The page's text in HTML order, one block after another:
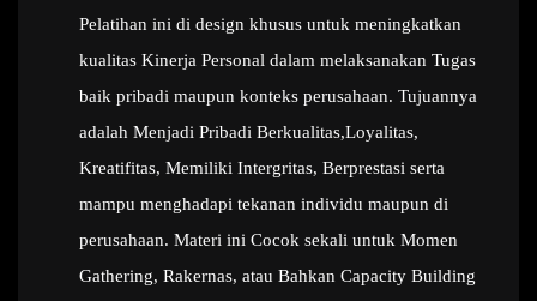
Pelatihan ini di design khusus untuk meningkatkan
kualitas Kinerja Personal dalam melaksanakan Tugas
baik pribadi maupun konteks perusahaan. Tujuannya
adalah Menjadi Pribadi Berkualitas,Loyalitas,
Kreatifitas, Memiliki Intergritas, Berprestasi serta
mampu menghadapi tekanan individu maupun di
perusahaan. Materi ini Cocok sekali untuk Momen
Gathering, Rakernas, atau Bahkan Capacity Building